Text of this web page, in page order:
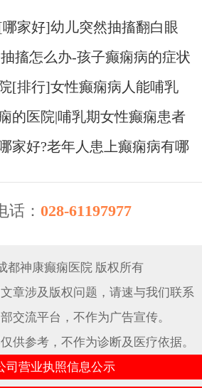
家好]幼儿突然抽搐翻白眼
搐怎么办-孩子癫痫病的症状
[排行]女性癫痫病人能哺乳
的医院|哺乳期女性癫痫患者
?家好?老年人患上癫痫病有哪
话： 028-61197977
都神康癫痫医院 版权所有
章涉及版权问题，请速与我们联系
交流平台，不作为广告宣传。
供参考，不作为诊断及医疗依据。
司营业执照信息公示